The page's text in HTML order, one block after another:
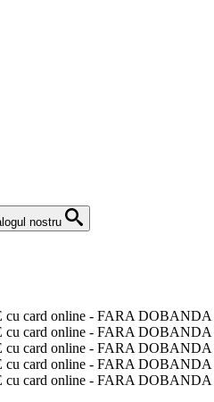
nostru
cu card online - FARA DOBANDA
cu card online - FARA DOBANDA
cu card online - FARA DOBANDA
cu card online - FARA DOBANDA
cu card online - FARA DOBANDA